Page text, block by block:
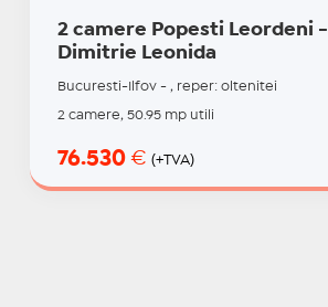
2 camere Popesti Leordeni
Dimitrie Leonida
Bucuresti-Ilfov - , reper: oltenitei
2 camere, 50.95 mp utili
76.530 € (+TVA)